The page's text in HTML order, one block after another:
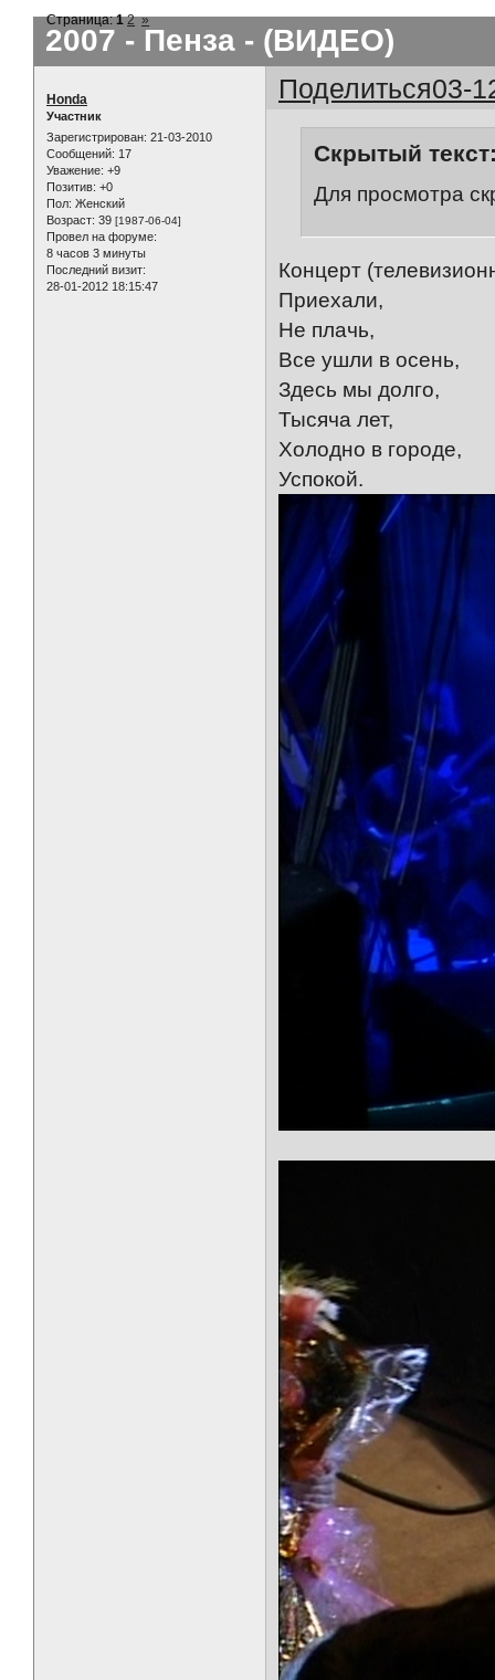
2007 - Пенза - (ВИДЕО)
Страница:1 2 »
Поделиться03-
Honda
Участник
Зарегистрирован: 21-03-2010
Сообщений: 17
Уважение: +9
Позитив: +0
Пол: Женский
Возраст: 39 [1987-06-04]
Провел на форуме:
8 часов 3 минуты
Последний визит:
28-01-2012 18:15:47
Скрытый
Для просмотра
Концерт
Приехали,
Не плачь,
Все ушли в осень,
Здесь мы долго,
Тысяча лет,
Холодно в городе,
Успокой.